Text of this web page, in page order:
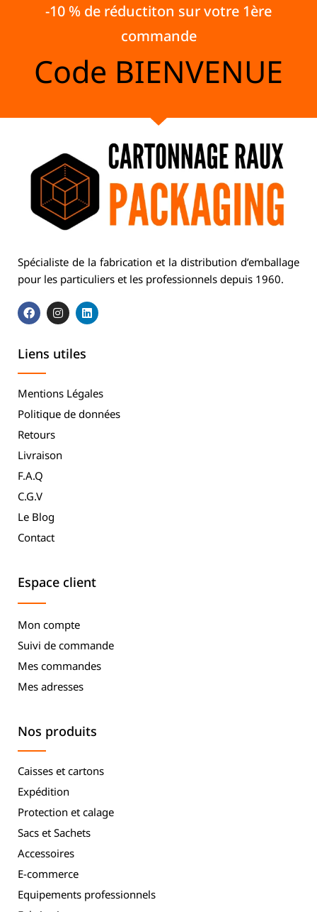
-10 % de réductiton sur votre 1ère
commande
Code BIENVENUE
Spécialiste de la fabrication et la distribution d’emballage
pour les particuliers et les professionnels depuis 1960.
Liens utiles
Mentions Légales
Politique de données
Retours
Livraison
F.A.Q
C.G.V
Le Blog
Contact
Espace client
Mon compte
Suivi de commande
Mes commandes
Mes adresses
Nos produits
Caisses et cartons
Expédition
Protection et calage
Sacs et Sachets
Accessoires
E-commerce
Equipements professionnels